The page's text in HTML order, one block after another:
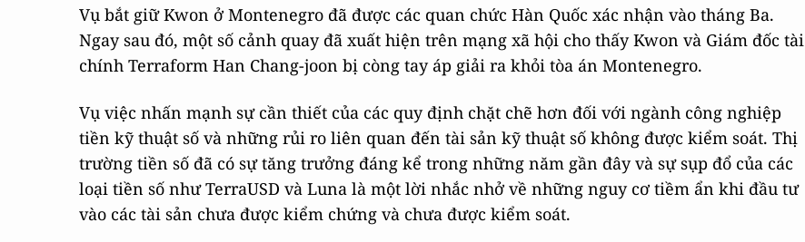
Vụ bắt giữ Kwon ở Montenegro đã được các quan chức Hàn Quốc xác nhận vào tháng Ba.
Ngay sau đó, một số cảnh quay đã xuất hiện trên mạng xã hội cho thấy Kwon và Giám đốc tài
chính Terraform Han Chang-joon bị còng tay áp giải ra khỏi tòa án Montenegro.
Vụ việc nhấn mạnh sự cần thiết của các quy định chặt chẽ hơn đối với ngành công nghiệp
tiền kỹ thuật số và những rủi ro liên quan đến tài sản kỹ thuật số không được kiểm soát. Thị
trường tiền số đã có sự tăng trưởng đáng kể trong những năm gần đây và sự sụp đổ của các
loại tiền số như TerraUSD và Luna là một lời nhắc nhở về những nguy cơ tiềm ẩn khi đầu tư
vào các tài sản chưa được kiểm chứng và chưa được kiểm soát.